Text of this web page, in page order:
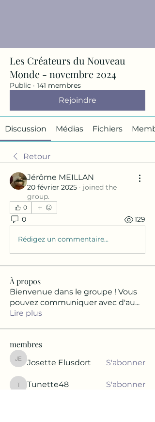
Les Créateurs du Nouveau
Monde - novembre 2024
Public · 141 membres
Rejoindre
Discussion Médias Fichiers
Retour
Jérôme MEILLAN
20 février 2025 · joined the
group.
0
0 129
Rédigez un commentaire...
À propos
Bienvenue dans le groupe ! Vous
pouvez communiquer avec d'au...
Lire plus
membres
Josette Elusdort
Josette Elusdort S'abonner
Tunette48
Tunette48 S'abonner